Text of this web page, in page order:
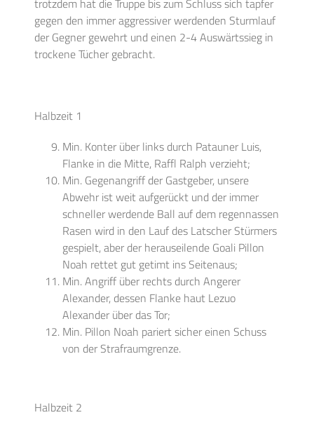
trotzdem hat die Truppe bis zum Schluss sich tapfer
gegen den immer aggressiver werdenden Sturmlauf
der Gegner gewehrt und einen 2-4 Auswärtssieg in
trockene Tücher gebracht.
Halbzeit 1
Min. Konter über links durch Patauner Luis,
Flanke in die Mitte, Raffl Ralph verzieht;
Min. Gegenangriff der Gastgeber, unsere
Abwehr ist weit aufgerückt und der immer
schneller werdende Ball auf dem regennassen
Rasen wird in den Lauf des Latscher Stürmers
gespielt, aber der herauseilende Goali Pillon
Noah rettet gut getimt ins Seitenaus;
Min. Angriff über rechts durch Angerer
Alexander, dessen Flanke haut Lezuo
Alexander über das Tor;
Min. Pillon Noah pariert sicher einen Schuss
von der Strafraumgrenze.
Halbzeit 2